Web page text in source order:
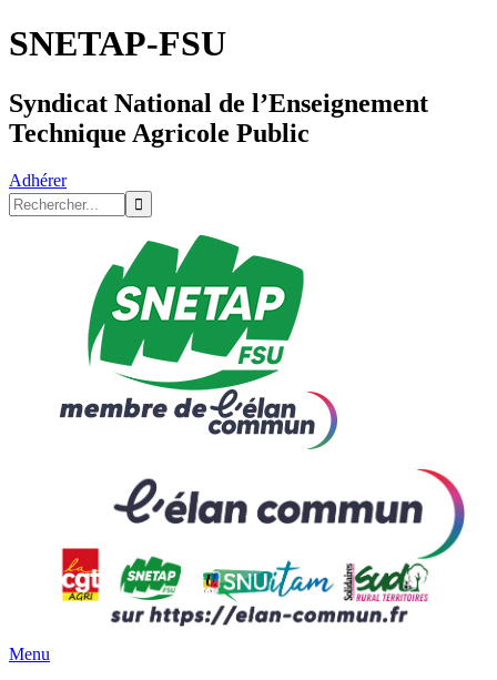
SNETAP-FSU
Syndicat National de l’Enseignement
Technique Agricole Public
Adhérer
Menu